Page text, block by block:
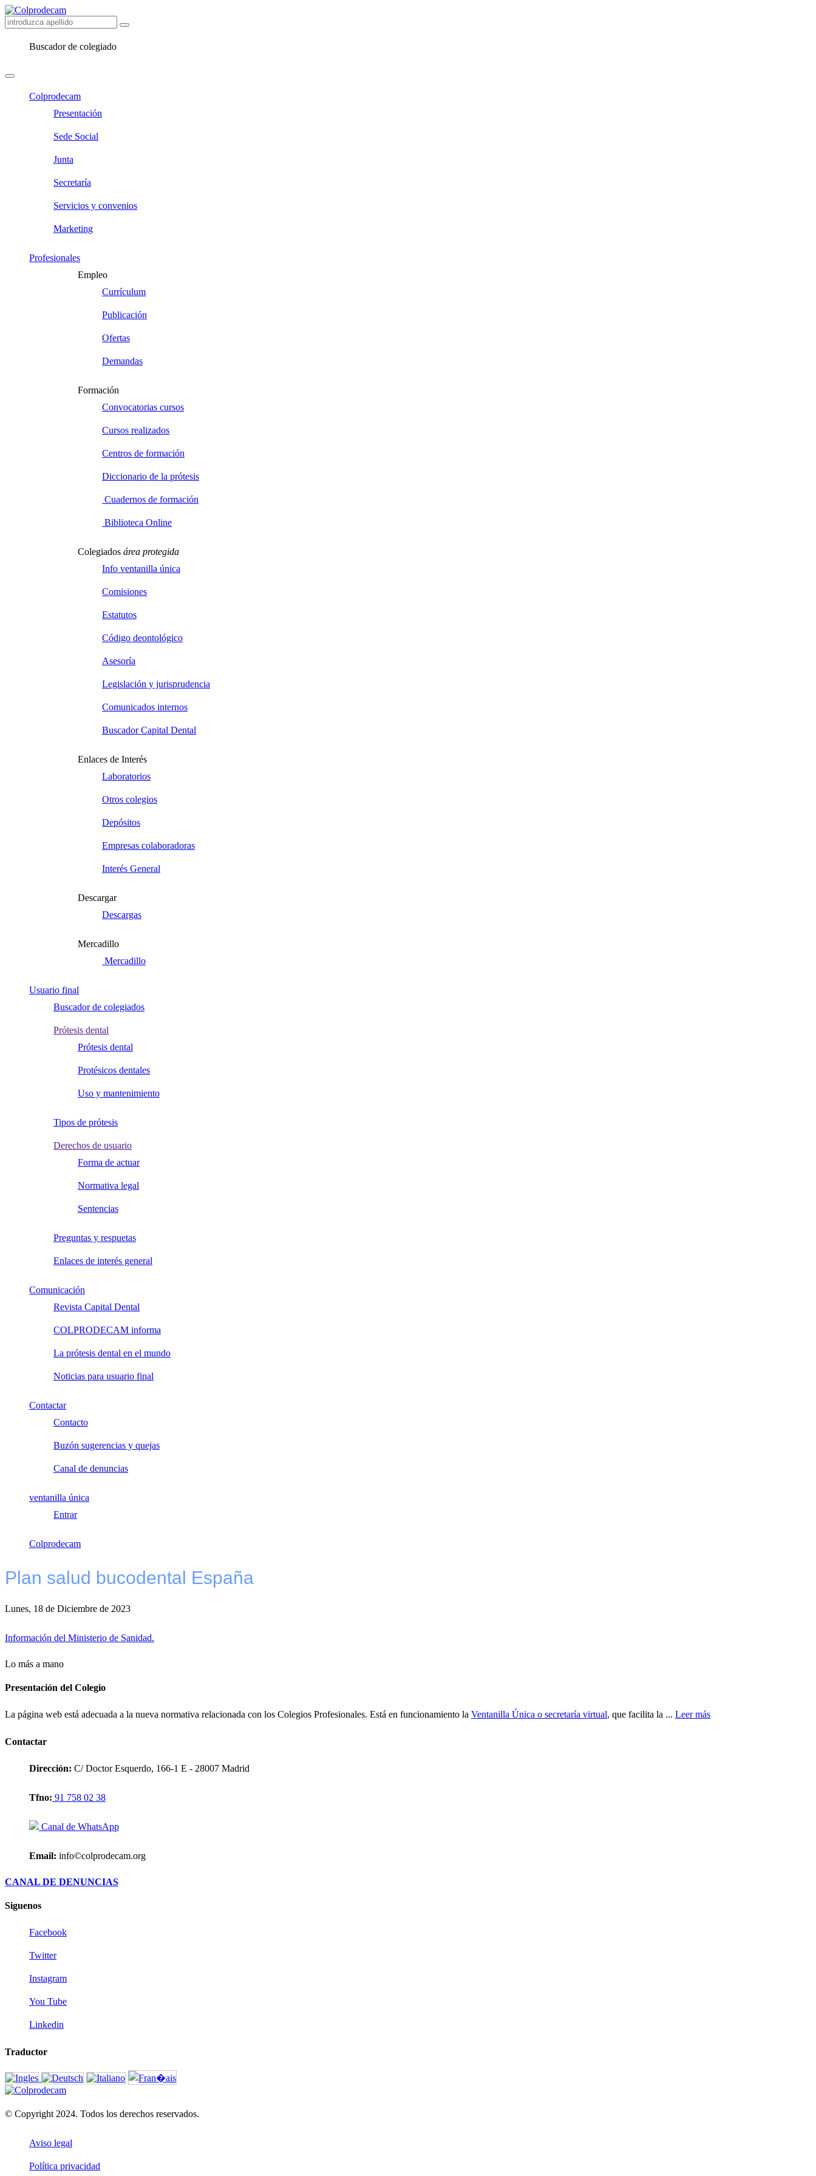
Buscador de colegiado
Colprodecam
Presentación
Sede Social
Junta
Secretaría
Servicios y convenios
Marketing
Profesionales
Empleo
Currículum
Publicación
Ofertas
Demandas
Formación
Convocatorias cursos
Cursos realizados
Centros de formación
Diccionario de la prótesis
Cuadernos de formación
Biblioteca Online
Colegiados área protegida
Info ventanilla única
Comisiones
Estatutos
Código deontológico
Asesoría
Legislación y jurisprudencia
Comunicados internos
Buscador Capital Dental
Enlaces de Interés
Laboratorios
Otros colegios
Depósitos
Empresas colaboradoras
Interés General
Descargar
Descargas
Mercadillo
Mercadillo
Usuario final
Buscador de colegiados
Prótesis dental
Prótesis dental
Protésicos dentales
Uso y mantenimiento
Tipos de prótesis
Derechos de usuario
Forma de actuar
Normativa legal
Sentencias
Preguntas y respuetas
Enlaces de interés general
Comunicación
Revista Capital Dental
COLPRODECAM informa
La prótesis dental en el mundo
Noticias para usuario final
Contactar
Contacto
Buzón sugerencias y quejas
Canal de denuncias
ventanilla única
Entrar
Colprodecam
Plan salud bucodental España
Lunes, 18 de Diciembre de 2023
Información del Ministerio de Sanidad.
Lo más a mano
Presentación del Colegio
La página web está adecuada a la nueva normativa relacionada con los Colegios Profesionales. Está en funcionamiento la Ventanilla Única o secretaría virtual, que facilita la ... Leer más
Contactar
Dirección: C/ Doctor Esquerdo, 166-1 E - 28007 Madrid
Tfno: 91 758 02 38
Canal de WhatsApp
Email: info©colprodecam.org
CANAL DE DENUNCIAS
Siguenos
Facebook
Twitter
Instagram
You Tube
Linkedin
Traductor
© Copyright 2024. Todos los derechos reservados.
Aviso legal
Política privacidad